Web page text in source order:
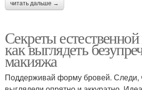
читать дальше →
Секреты
как выглядеть
макияжа
Поддерживай форму бровей. Следи,